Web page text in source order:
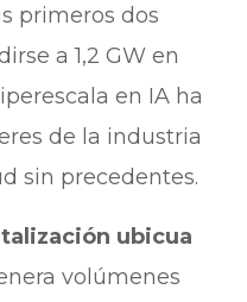
primeros dos
a 1,2 GW en
en IA ha
de la industria
sin precedentes.
ubicua
volúmenes